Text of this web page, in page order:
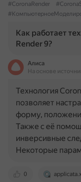
#CoronaRender
Как работает
Render 9?
Алиса
На основе
0
Технология
позволяет
форму,
Также с её
инверсивные
Некоторые